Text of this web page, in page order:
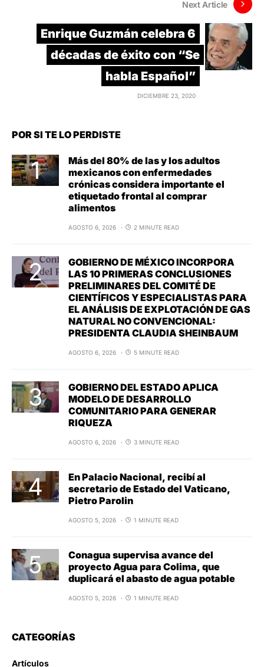
Next Article
Enrique Guzmán celebra 6
décadas de éxito con “Se
habla Español”
DICIEMBRE 23, 2020
POR SI TE LO PERDISTE
Más del 80% de las y los adultos
mexicanos con enfermedades
crónicas considera importante el
etiquetado frontal al comprar
alimentos
AGOSTO 6, 2026 2 MINUTE READ
GOBIERNO DE MÉXICO INCORPORA
LAS 10 PRIMERAS CONCLUSIONES
PRELIMINARES DEL COMITÉ DE
CIENTÍFICOS Y ESPECIALISTAS PARA
EL ANÁLISIS DE EXPLOTACIÓN DE GAS
NATURAL NO CONVENCIONAL:
PRESIDENTA CLAUDIA SHEINBAUM
AGOSTO 6, 2026 5 MINUTE READ
GOBIERNO DEL ESTADO APLICA
MODELO DE DESARROLLO
COMUNITARIO PARA GENERAR
RIQUEZA
AGOSTO 6, 2026 3 MINUTE READ
En Palacio Nacional, recibí al
secretario de Estado del Vaticano,
Pietro Parolin
AGOSTO 5, 2026 1 MINUTE READ
Conagua supervisa avance del
proyecto Agua para Colima, que
duplicará el abasto de agua potable
AGOSTO 5, 2026 1 MINUTE READ
CATEGORÍAS
Artículos